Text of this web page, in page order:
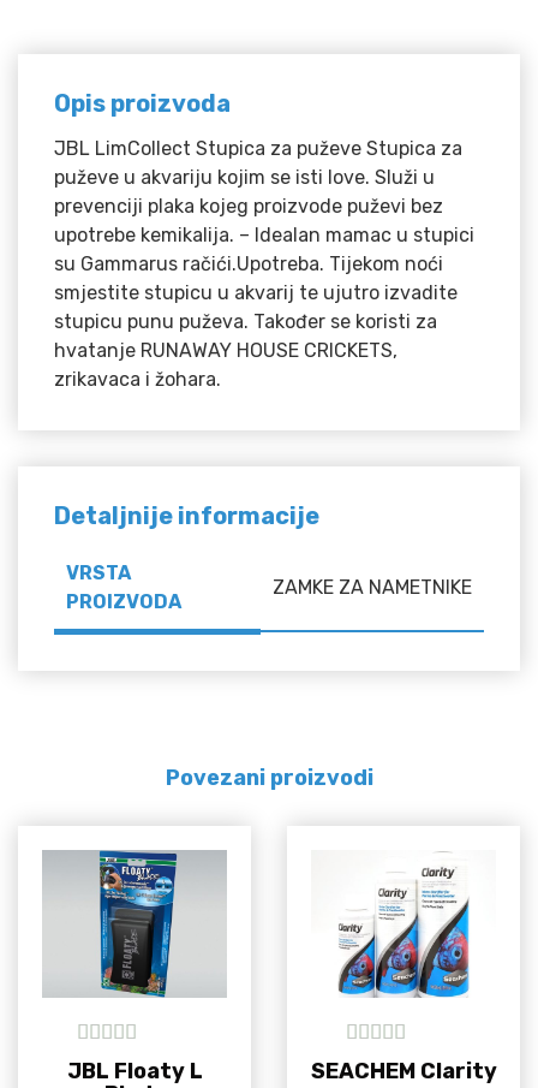
Opis proizvoda
JBL LimCollect Stupica za puževe Stupica za
puževe u akvariju kojim se isti love. Služi u
prevenciji plaka kojeg proizvode puževi bez
upotrebe kemikalija. – Idealan mamac u stupici
su Gammarus račići.Upotreba. Tijekom noći
smjestite stupicu u akvarij te ujutro izvadite
stupicu punu puževa. Također se koristi za
hvatanje RUNAWAY HOUSE CRICKETS,
zrikavaca i žohara.
Detaljnije informacije
VRSTA
PROIZVODA
ZAMKE ZA NAMETNIKE
Povezani proizvodi
5out of 5
JBL Floaty L
5out of 5
SEACHEM Clarity